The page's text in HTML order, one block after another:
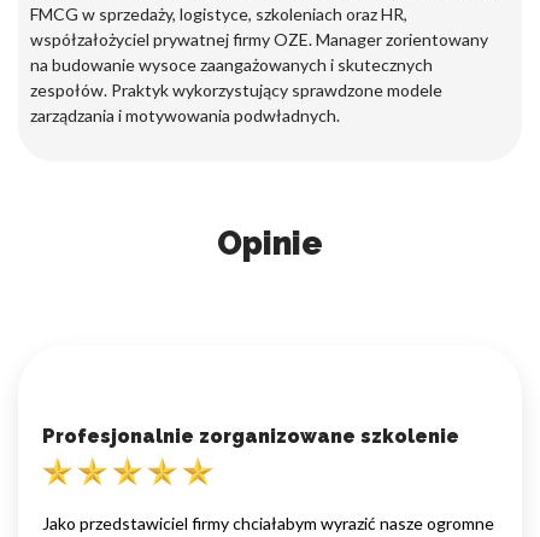
FMCG w sprzedaży, logistyce, szkoleniach oraz HR,
współzałożyciel prywatnej firmy OZE. Manager zorientowany
na budowanie wysoce zaangażowanych i skutecznych
zespołów. Praktyk wykorzystujący sprawdzone modele
zarządzania i motywowania podwładnych.
Opinie
Profesjonalnie zorganizowane szkolenie
Jako przedstawiciel firmy chciałabym wyrazić nasze ogromne